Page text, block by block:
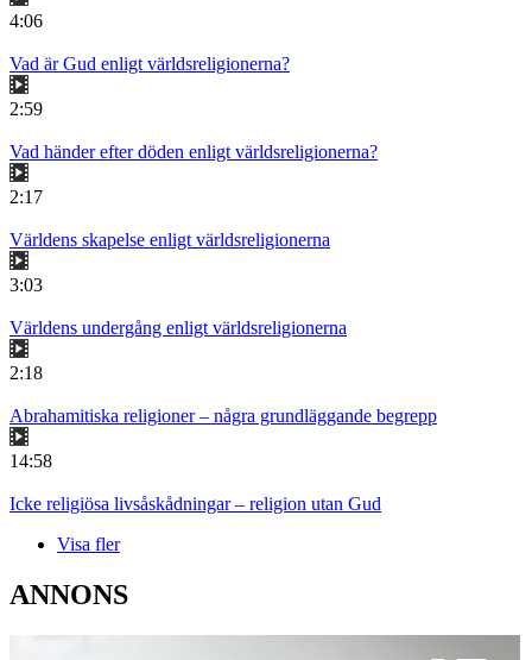
4:06
Vad är Gud enligt världsreligionerna?
2:59
Vad händer efter döden enligt världsreligionerna?
2:17
Världens skapelse enligt världsreligionerna
3:03
Världens undergång enligt världsreligionerna
2:18
Abrahamitiska religioner – några grundläggande begrepp
14:58
Icke religiösa livsåskådningar – religion utan Gud
Visa fler
ANNONS